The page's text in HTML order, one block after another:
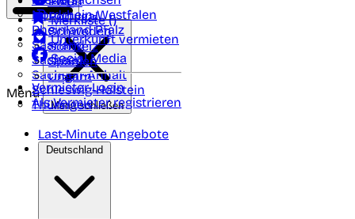
Nordrhein-Westfalen
Rheinland Pfalz
Saarland
Sachsen
Sachsen-Anhalt
Schleswig-Holstein
Thüringen
Portugal
Schweden
Schweiz
Spanien
Ungarn
Merkliste ()
Unterkunft vermieten
Social Media
Vermieter-Login
Als Vermieter registrieren
Menü
Menü schließen
Last-Minute Angebote
Deutschland